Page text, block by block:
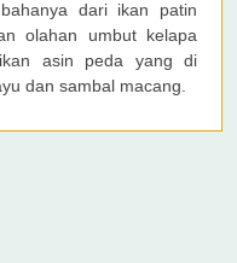
dari ikan patin
olahan umbut kelapa
asin peda yang di
dan sambal macang.